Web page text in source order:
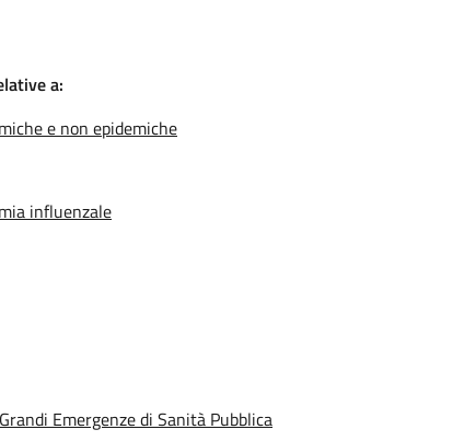
a:
e non epidemiche
influenzale
Emergenze di Sanità Pubblica